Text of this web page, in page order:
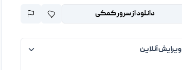
دانلود از سرور کمکی
ویرایش آنلاین